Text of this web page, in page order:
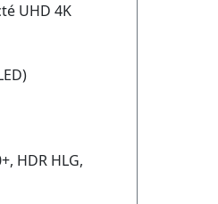
UHD 4K
HDR HLG,